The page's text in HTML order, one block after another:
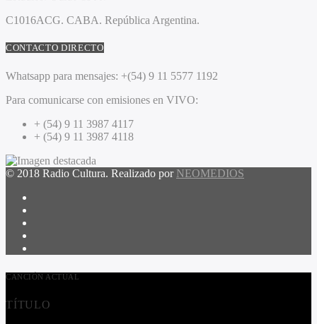
C1016ACG. CABA. República Argentina.
CONTACTO DIRECTO
Whatsapp para mensajes: +(54) 9 11 5577 1192
Para comunicarse con emisiones en VIVO:
+ (54) 9 11 3987 4117
+ (54) 9 11 3987 4118
© 2018 Radio Cultura. Realizado por NEOMEDIOS
CANCIÓN ACTUAL
TÍTULO